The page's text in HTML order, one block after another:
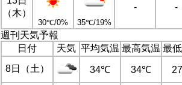
（木）
30℃/0% 35℃/19%
- -
週刊天気予報
日付
天気 平均気温 最高気温 最
8日（土）
34℃ 34℃